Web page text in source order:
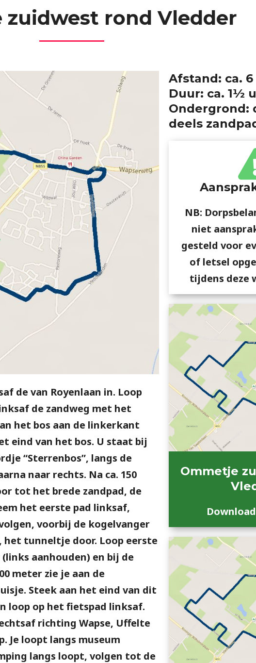
zuidwest rond Vledder
de van Royenlaan in. Loop
de zandweg met het
het bos aan de linkerkant
eind van het bos. U staat bij
“Sterrenbos”, langs de
naar rechts. Na ca. 150
tot het brede zandpad, de
het eerste pad linksaf,
voorbij de kogelvanger
het tunneltje door. Loop eerste
aanhouden) en bij de
meter zie je aan de
Steek aan het eind van dit
loop op het fietspad linksaf.
richting Wapse, Uffelte
Je loopt langs museum
langs loopt, volgen tot de
Afstand: ca.
Duur: ca. 1½
Ondergrond:
deels
NB:
niet
gesteld voor
of letsel
tijdens deze
Ommetje